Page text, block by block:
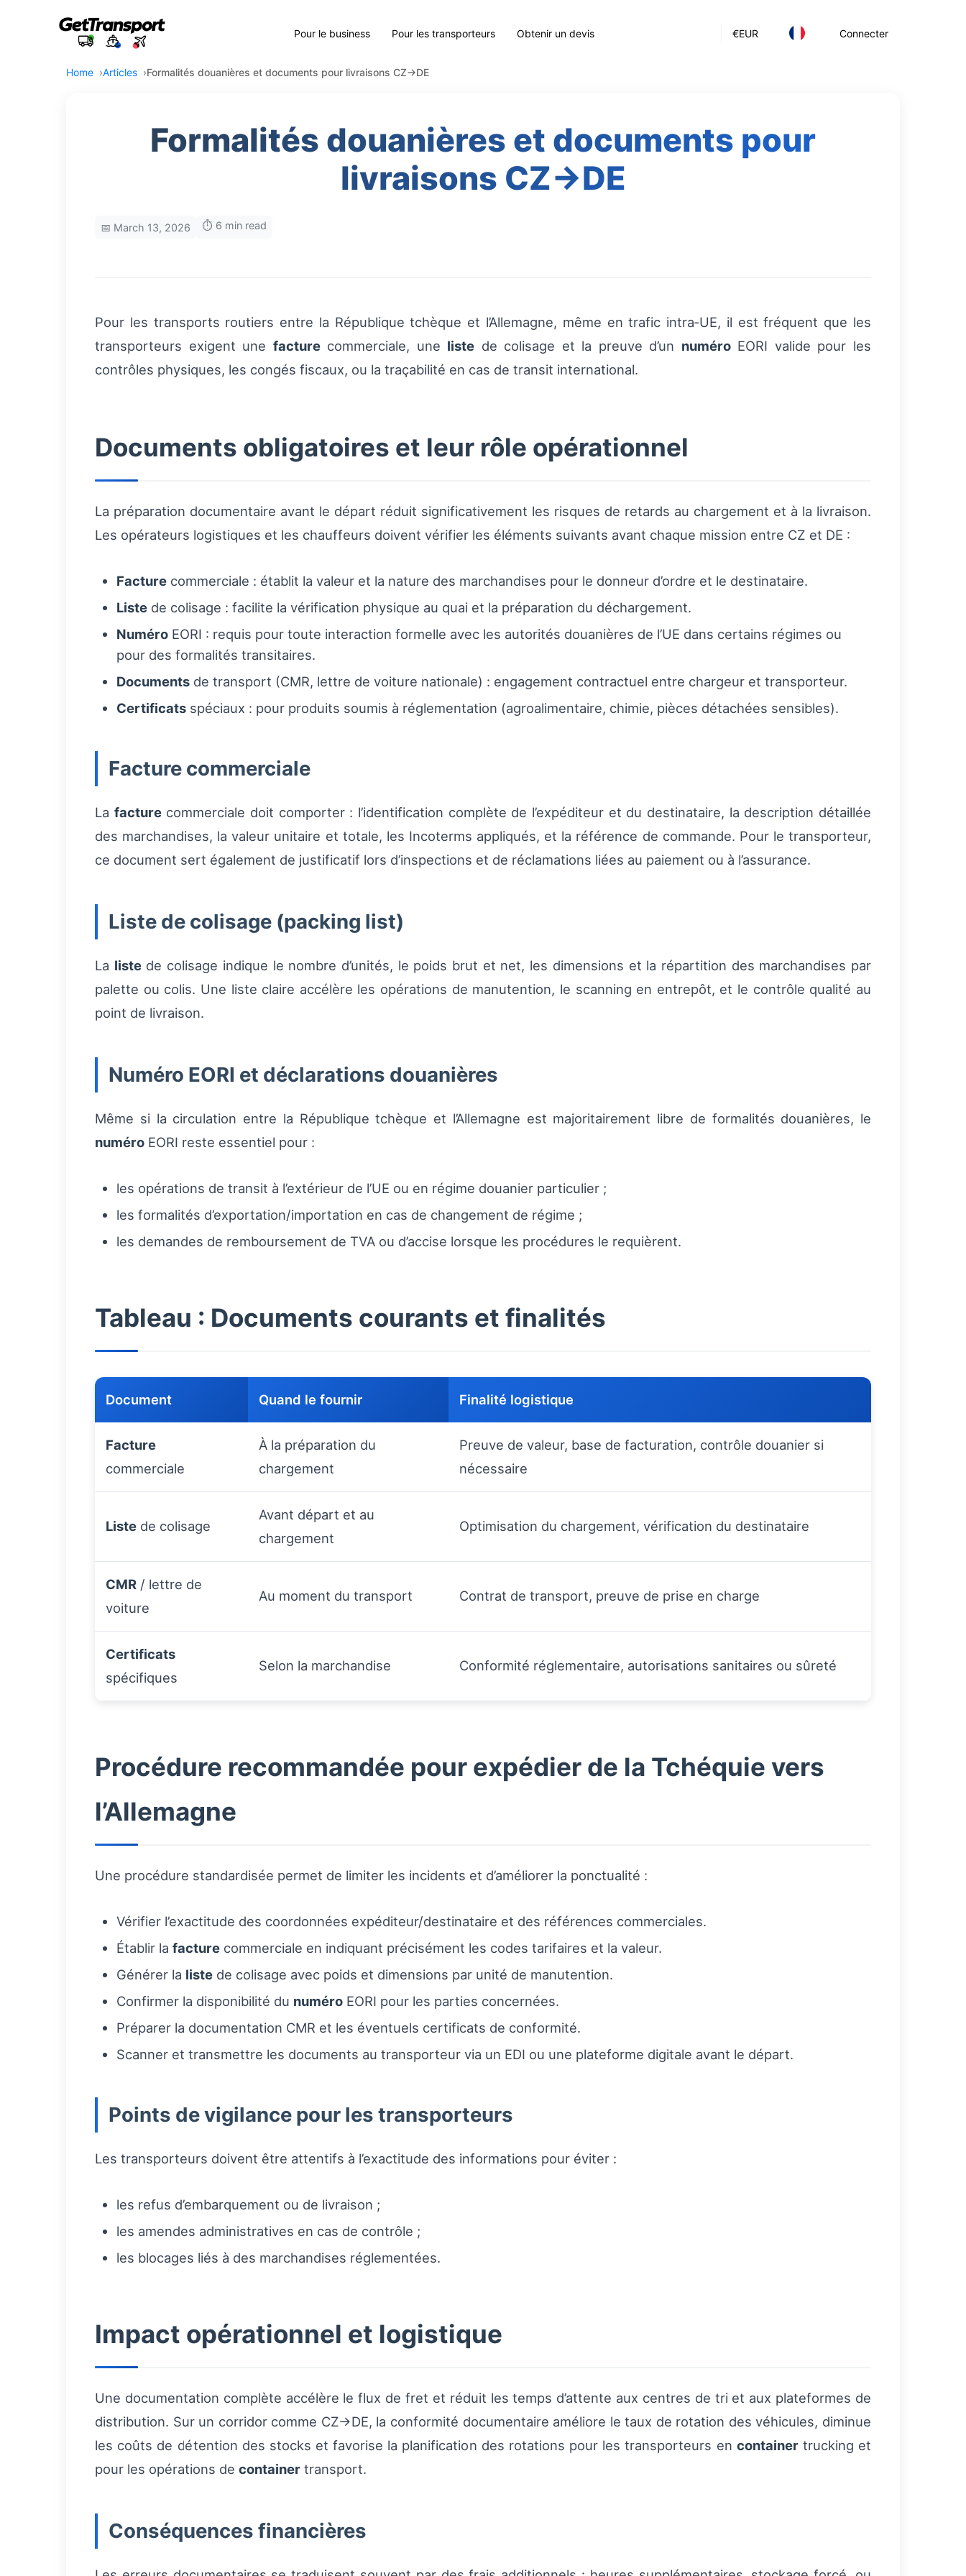
€EUR Connecter
Pour le business Pour les transporteurs Obtenir un devis
Home Articles Formalités douanières et documents pour livraisons CZ→DE
Formalités douanières et documents pour
livraisons CZ→DE
📅 March 13, 2026 ⏱️ 6 min read
Pour les transports routiers entre la République tchèque et l’Allemagne, même en trafic intra‑UE, il est fréquent que les
transporteurs exigent une facturecommerciale, une liste de colisage et la preuve d’un numéroEORI valide pour les
contrôles physiques, les congés fiscaux, ou la traçabilité en cas de transit international.
Documents obligatoires et leur rôle opérationnel
La préparation documentaire avant le départ réduit significativement les risques de retards au chargement et à la livraison.
Les opérateurs logistiques et les chauffeurs doivent vérifier les éléments suivants avant chaque mission entre CZ et DE :
Facture commerciale : établit la valeur et la nature des marchandises pour le donneur d’ordre et le destinataire.
Liste de colisage : facilite la vérification physique au quai et la préparation du déchargement.
Numéro EORI : requis pour toute interaction formelle avec les autorités douanières de l’UE dans certains régimes ou
pour des formalités transitaires.
Documents de transport (CMR, lettre de voiture nationale) : engagement contractuel entre chargeur et transporteur.
Certificats spéciaux : pour produits soumis à réglementation (agroalimentaire, chimie, pièces détachées sensibles).
Facture commerciale
La facturecommerciale doit comporter : l’identification complète de l’expéditeur et du destinataire, la description détaillée
des marchandises, la valeur unitaire et totale, les Incoterms appliqués, et la référence de commande. Pour le transporteur,
ce document sert également de justificatif lors d’inspections et de réclamations liées au paiement ou à l’assurance.
Liste de colisage (packing list)
La listede colisage indique le nombre d’unités, le poids brut et net, les dimensions et la répartition des marchandises par
palette ou colis. Une liste claire accélère les opérations de manutention, le scanning en entrepôt, et le contrôle qualité au
point de livraison.
Numéro EORI et déclarations douanières
Même si la circulation entre la République tchèque et l’Allemagne est majoritairement libre de formalités douanières, le
numéro EORI reste essentiel pour :
les opérations de transit à l’extérieur de l’UE ou en régime douanier particulier ;
les formalités d’exportation/importation en cas de changement de régime ;
les demandes de remboursement de TVA ou d’accise lorsque les procédures le requièrent.
Tableau : Documents courants et finalités
Document Quand le fournir Finalité logistique
Facture
commerciale
À la préparation du
chargement
Preuve de valeur, base de facturation, contrôle douanier si
nécessaire
Liste de colisage
Avant départ et au
chargement
Optimisation du chargement, vérification du destinataire
CMR / lettre de
voiture
Au moment du transport Contrat de transport, preuve de prise en charge
Certificats
spécifiques
Selon la marchandise Conformité réglementaire, autorisations sanitaires ou sûreté
Procédure recommandée pour expédier de la Tchéquie vers
l’Allemagne
Une procédure standardisée permet de limiter les incidents et d’améliorer la ponctualité :
Vérifier l’exactitude des coordonnées expéditeur/destinataire et des références commerciales.
Établir la facture commerciale en indiquant précisément les codes tarifaires et la valeur.
Générer la liste de colisage avec poids et dimensions par unité de manutention.
Confirmer la disponibilité du numéro EORI pour les parties concernées.
Préparer la documentation CMR et les éventuels certificats de conformité.
Scanner et transmettre les documents au transporteur via un EDI ou une plateforme digitale avant le départ.
Points de vigilance pour les transporteurs
Les transporteurs doivent être attentifs à l’exactitude des informations pour éviter :
les refus d’embarquement ou de livraison ;
les amendes administratives en cas de contrôle ;
les blocages liés à des marchandises réglementées.
Impact opérationnel et logistique
Une documentation complète accélère le flux de fret et réduit les temps d’attente aux centres de tri et aux plateformes de
distribution. Sur un corridor comme CZ→DE, la conformité documentaire améliore le taux de rotation des véhicules, diminue
les coûts de détention des stocks et favorise la planification des rotations pour les transporteurs en containertrucking et
pour les opérations de container transport.
Conséquences financières